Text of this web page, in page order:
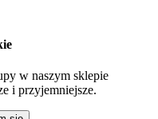
w naszym sklepie
i przyjemniejsze.